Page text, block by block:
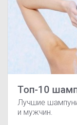
Топ-10
Лучшие
и мужчин.